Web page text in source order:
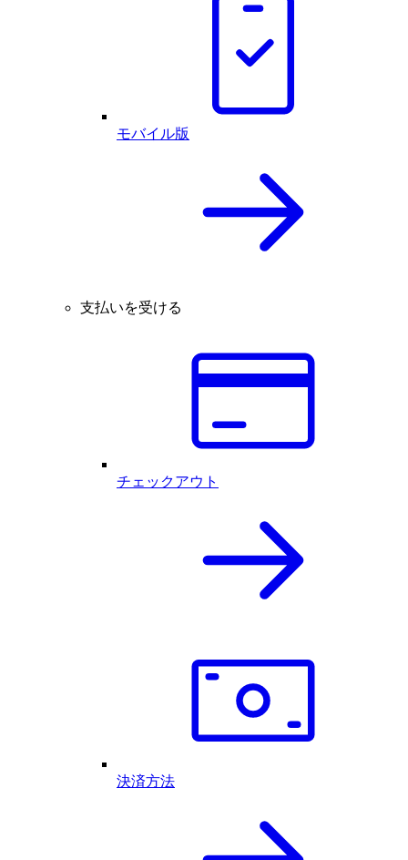
モバイル版
支払いを受ける
チェックアウト
決済方法